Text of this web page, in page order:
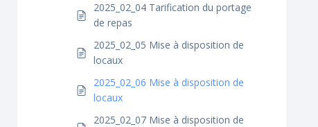
2025_02_04 Tarification du portage
de repas
2025_02_05 Mise à disposition de
locaux
2025_02_06 Mise à disposition de
locaux
2025_02_07 Mise à disposition de